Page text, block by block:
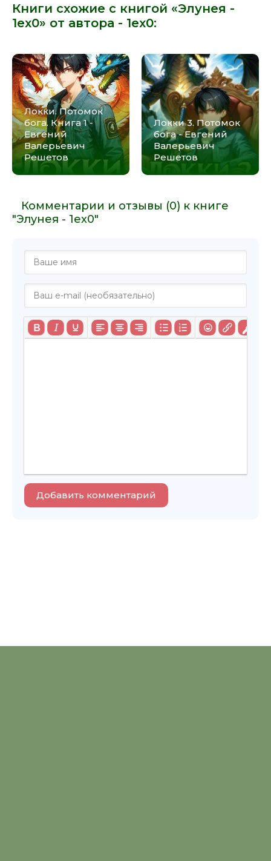
Книги схожие с книгой «Элунея -
1ex0» от автора - 1ex0:
Локки. Потомок
бога. Книга 1 -
Евгений
Валерьевич
Решетов
Локки 3. Потомок
бога - Евгений
Валерьевич
Решетов
Комментарии и отзывы (0) к книге
"Элунея - 1ex0"
Добавить комментарий